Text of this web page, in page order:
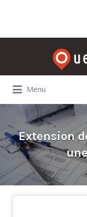
Rechercher:
Menu
Extension